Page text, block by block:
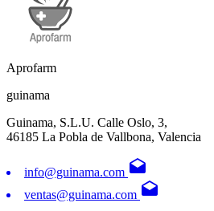
Aprofarm
guinama
Guinama, S.L.U. Calle Oslo, 3,
46185 La Pobla de Vallbona, Valencia
info@guinama.com drafts
ventas@guinama.com drafts